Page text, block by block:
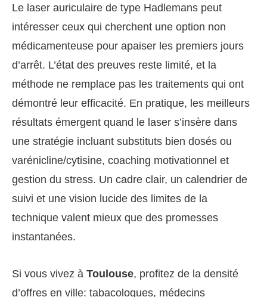
Le laser auriculaire de type Hadlemans peut
intéresser ceux qui cherchent une option non
médicamenteuse pour apaiser les premiers jours
d’arrêt. L’état des preuves reste limité, et la
méthode ne remplace pas les traitements qui ont
démontré leur efficacité. En pratique, les meilleurs
résultats émergent quand le laser s’insère dans
une stratégie incluant substituts bien dosés ou
varénicline/cytisine, coaching motivationnel et
gestion du stress. Un cadre clair, un calendrier de
suivi et une vision lucide des limites de la
technique valent mieux que des promesses
instantanées.
Si vous vivez à Toulouse, profitez de la densité
d’offres en ville: tabacologues, médecins